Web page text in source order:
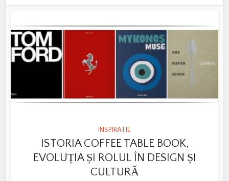
INSPIRATIE
ISTORIA COFFEE TABLE BOOK,
EVOLUȚIA ȘI ROLUL ÎN DESIGN ȘI
CULTURĂ